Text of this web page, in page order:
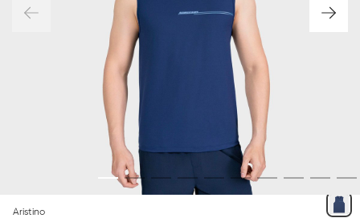
Aristino